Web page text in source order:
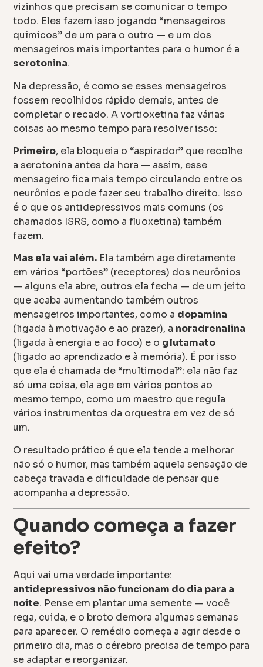
vizinhos que precisam se comunicar o tempo
todo. Eles fazem isso jogando “mensageiros
químicos” de um para o outro — e um dos
mensageiros mais importantes para o humor é a
serotonina.
Na depressão, é como se esses mensageiros
fossem recolhidos rápido demais, antes de
completar o recado. A vortioxetina faz várias
coisas ao mesmo tempo para resolver isso:
Primeiro, ela bloqueia o “aspirador” que recolhe
a serotonina antes da hora — assim, esse
mensageiro fica mais tempo circulando entre os
neurônios e pode fazer seu trabalho direito. Isso
é o que os antidepressivos mais comuns (os
chamados ISRS, como a fluoxetina) também
fazem.
Mas ela vai além. Ela também age diretamente
em vários “portões” (receptores) dos neurônios
— alguns ela abre, outros ela fecha — de um jeito
que acaba aumentando também outros
mensageiros importantes, como a dopamina
(ligada à motivação e ao prazer), a noradrenalina
(ligada à energia e ao foco) e o glutamato
(ligado ao aprendizado e à memória). É por isso
que ela é chamada de “multimodal”: ela não faz
só uma coisa, ela age em vários pontos ao
mesmo tempo, como um maestro que regula
vários instrumentos da orquestra em vez de só
um.
O resultado prático é que ela tende a melhorar
não só o humor, mas também aquela sensação de
cabeça travada e dificuldade de pensar que
acompanha a depressão.
Quando começa a fazer
efeito?
Aqui vai uma verdade importante:
antidepressivos não funcionam do dia para a
noite. Pense em plantar uma semente — você
rega, cuida, e o broto demora algumas semanas
para aparecer. O remédio começa a agir desde o
primeiro dia, mas o cérebro precisa de tempo para
se adaptar e reorganizar.